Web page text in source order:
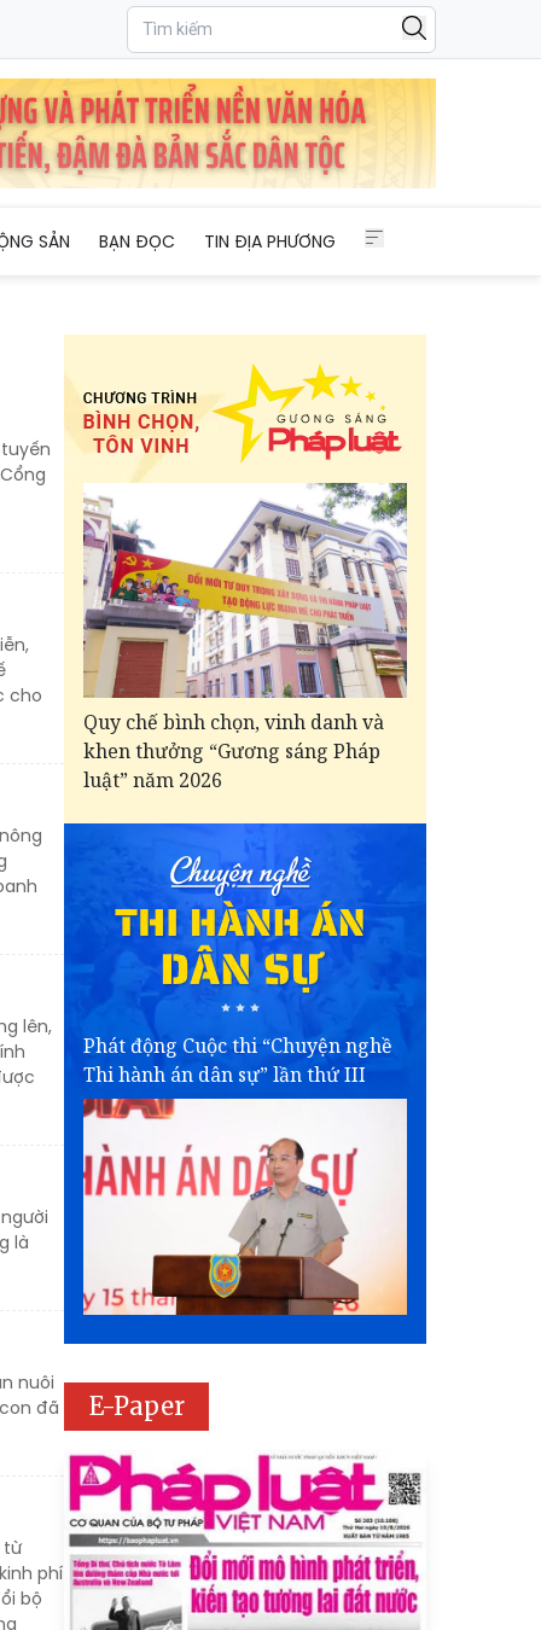
SẢN BẠN ĐỌC TIN ĐỊA PHƯƠNG
cho
lên,
là
nuôi
đã
từ
phí
bộ
Quy chế bình chọn, vinh danh và
khen thưởng “Gương sáng Pháp
luật” năm 2026
Phát động Cuộc thi “Chuyện nghề
Thi hành án dân sự” lần thứ III
E-Paper